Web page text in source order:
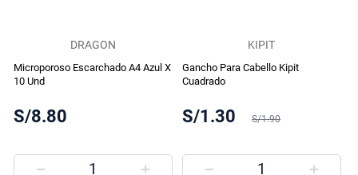
DRAGON
Microporoso Escarchado A4 Azul X
10 Und
S/8.80
KIPIT
Gancho Para Cabello Kipit
Cuadrado
S/1.30 S/1.90